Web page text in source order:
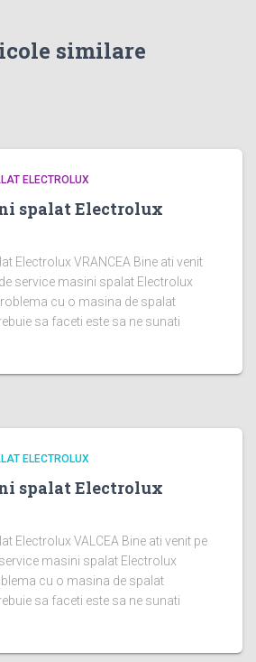
similare
ELECTROLUX
spalat Electrolux
Electrolux VRANCEA Bine ati venit
service masini spalat Electrolux
cu o masina de spalat
sa faceti este sa ne sunati
ELECTROLUX
spalat Electrolux
Electrolux VALCEA Bine ati venit pe
masini spalat Electrolux
cu o masina de spalat
sa faceti este sa ne sunati